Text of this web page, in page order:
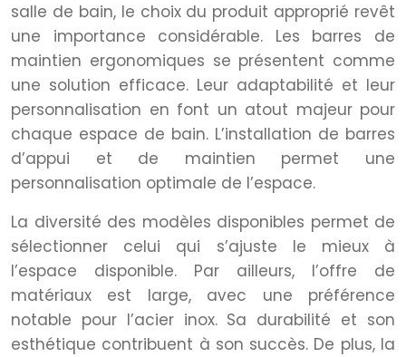
salle de bain, le choix du produit approprié revêt
une importance considérable. Les barres de
maintien ergonomiques se présentent comme
une solution efficace. Leur adaptabilité et leur
personnalisation en font un atout majeur pour
chaque espace de bain. L’installation de barres
d’appui et de maintien permet une
personnalisation optimale de l’espace.
La diversité des modèles disponibles permet de
sélectionner celui qui s’ajuste le mieux à
l’espace disponible. Par ailleurs, l’offre de
matériaux est large, avec une préférence
notable pour l’acier inox. Sa durabilité et son
esthétique contribuent à son succès. De plus, la